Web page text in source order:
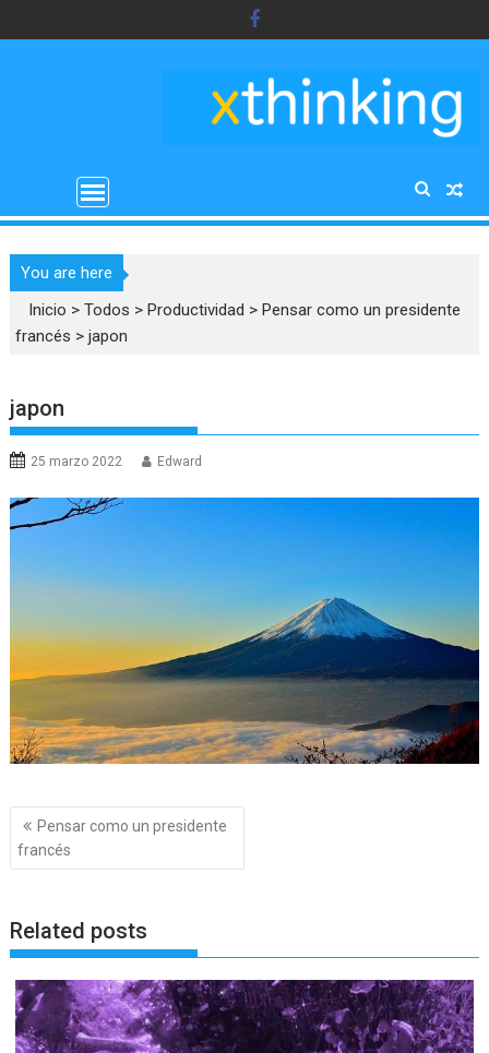
al
You are here
Inicio >Todos >Productividad >Pensar como un presidente
francés >japon
japon
25 marzo 2022 Edward
Navegación
de
entradas
Pensar como un presidente
francés
Related posts